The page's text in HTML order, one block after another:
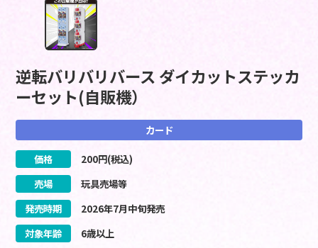
逆転バリバリバース ダイカットステッカ
ーセット(自販機）
カード
価格 200円(税込)
売場
玩具売場等
発売時期
2026年7月中旬発売
対象年齢
6歳以上